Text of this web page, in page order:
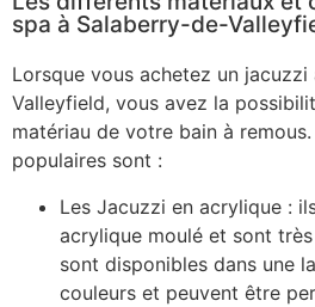
spa à Salaberry-de-
Lorsque vous achetez un
Valleyfield, vous avez la
matériau de votre bain à
populaires sont :
Les Jacuzzi en acrylique :
acrylique moulé et sont
sont disponibles dans une
couleurs et peuvent être